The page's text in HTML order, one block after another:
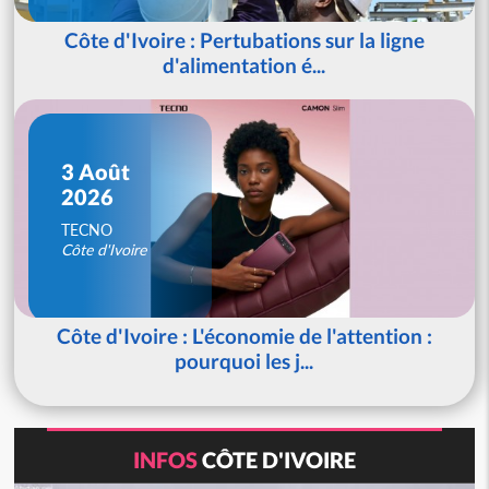
Côte d'Ivoire : Pertubations sur la ligne
d'alimentation é...
3 Août
2026
TECNO
Côte d'Ivoire
Côte d'Ivoire : L'économie de l'attention :
pourquoi les j...
INFOSCÔTE D'IVOIRE